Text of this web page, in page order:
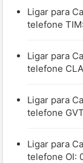
Ligar para
telefone
Ligar para
telefone
Ligar para
telefone
Ligar para
telefone OI: